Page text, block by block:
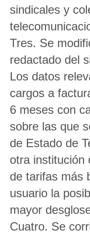
sindicales y
Tres. Se
redactado del
Los datos
cargos a
6 meses con
sobre las que
de Estado de
otra institución
de tarifas más
usuario la
mayor
Cuatro. Se